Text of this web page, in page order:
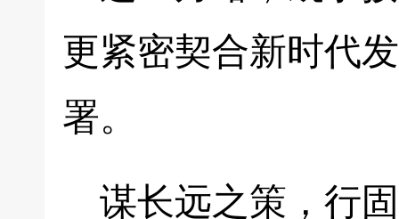
更紧密契合新时代
署。
谋长远之策，行